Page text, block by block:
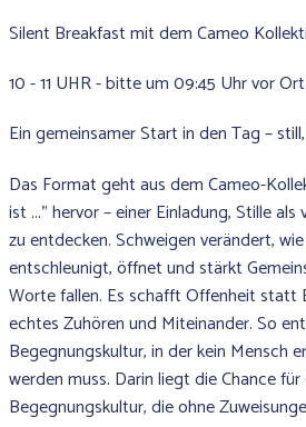
Silent Breakfast mit dem Cameo
10 - 11 UHR - bitte um 09:45 Uhr vor
Ein gemeinsamer Start in den Tag –
Das Format geht aus dem Cameo-
ist ..." hervor – einer Einladung, Stille
zu entdecken. Schweigen verändert,
entschleunigt, öffnet und stärkt
Worte fallen. Es schafft Offenheit statt
echtes Zuhören und Miteinander. So
Begegnungskultur, in der kein Mensch
werden muss. Darin liegt die Chance für
Begegnungskultur, die ohne